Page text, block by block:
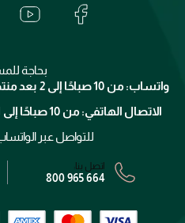
الإرجاع
برنامج الولاء ميوز
الشروط و الأحكام
سياسة الخصوصية
بحاجة
واتساب: من 10 صباحًا إلى 2 بعد منتصف الليل (من الإثنين إلى الأحد)
الاتصال الهاتفي: من 10 صباحًا إلى 11 مساءً (من الإثنين إلى الأحد)
للتواصل عبر
اتصل بنا:
800 965 664